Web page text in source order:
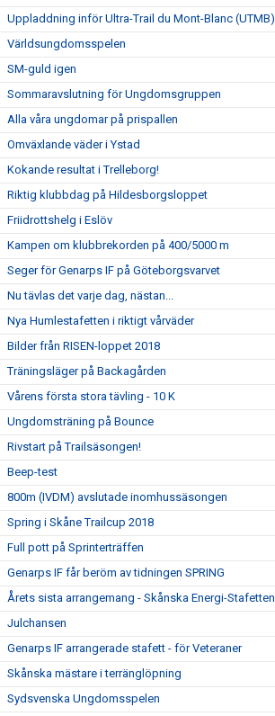
Uppladdning inför Ultra-Trail du Mont-Blanc (UTMB)
Världsungdomsspelen
SM-guld igen
Sommaravslutning för Ungdomsgruppen
Alla våra ungdomar på prispallen
Omväxlande väder i Ystad
Kokande resultat i Trelleborg!
Riktig klubbdag på Hildesborgsloppet
Friidrottshelg i Eslöv
Kampen om klubbrekorden på 400/5000 m
Seger för Genarps IF på Göteborgsvarvet
Nu tävlas det varje dag, nästan...
Nya Humlestafetten i riktigt vårväder
Bilder från RISEN-loppet 2018
Träningsläger på Backagården
Vårens första stora tävling - 10 K
Ungdomsträning på Bounce
Rivstart på Trailsäsongen!
Beep-test
800m (IVDM) avslutade inomhussäsongen
Spring i Skåne Trailcup 2018
Full pott på Sprinterträffen
Genarps IF får beröm av tidningen SPRING
Årets sista arrangemang - Skånska Energi-Stafetten
Julchansen
Genarps IF arrangerade stafett - för Veteraner
Skånska mästare i terränglöpning
Sydsvenska Ungdomsspelen